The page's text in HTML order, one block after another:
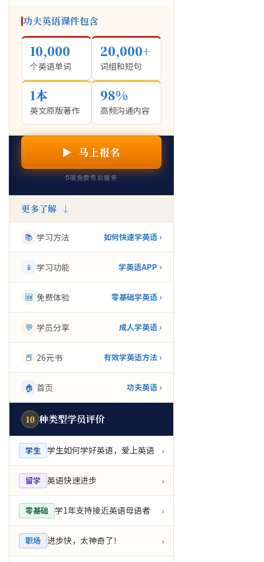
功夫英语课件包含
10,000
个英语单词
20,000+
词组和短句
1本
英文原版著作
98%
高频沟通内容
▶ 马上报名
5项免费售后服务
更多了解 ↓
📚 学习方法 如何快速学英语 ›
📱 学习功能 学英语APP ›
🆕 免费体验 零基础学英语 ›
💬 学员分享 成人学英语 ›
📕 26元书 有效学英语方法 ›
🏠 首页 功夫英语 ›
10 种类型学员评价
学生 学生如何学好英语，爱上英语 ›
留学 英语快速进步 ›
零基础 学1年支持接近英语母语者 ›
职场 进步快，太神奇了！ ›